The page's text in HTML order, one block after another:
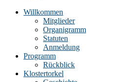
Willkommen
Mitglieder
Organigramm
Statuten
Anmeldung
Programm
Rückblick
Klostertorkel